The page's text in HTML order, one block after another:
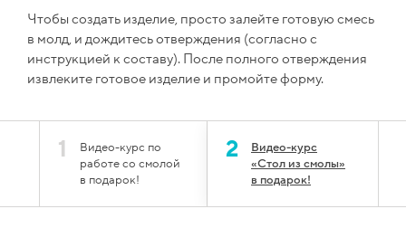
Чтобы создать изделие, просто залейте готовую смесь
в молд, и дождитесь отверждения (согласно с
инструкцией к составу). После полного отверждения
извлеките готовое изделие и промойте форму.
1
Видео-курс по
работе со смолой
в подарок!
2
Видео-курс
«Стол из смолы»
в подарок!